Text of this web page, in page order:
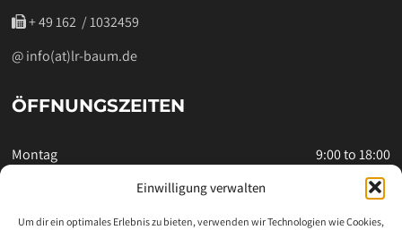
Einwilligung verwalten
Um dir ein optimales Erlebnis zu bieten, verwenden wir Technologien wie Cookies,
‭ + 49 162 / 1032459‬
@ info(at)lr-baum.de
ÖFFNUNGSZEITEN
Montag
9:00 to 18:00
9:00 to 18:00
Mittwoch
9:00 to 18:00